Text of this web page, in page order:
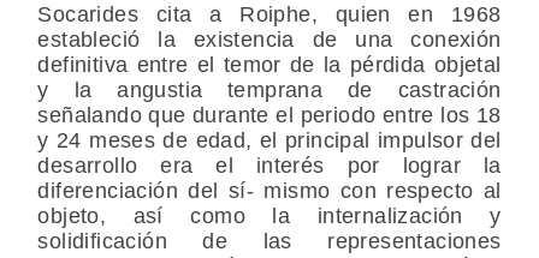
Socarides cita a Roiphe, quien en 1968
estableció la existencia de una conexión
definitiva entre el temor de la pérdida objetal
y la angustia temprana de castración
señalando que durante el periodo entre los 18
y 24 meses de edad, el principal impulsor del
desarrollo era el interés por lograr la
diferenciación del sí- mismo con respecto al
objeto, así como la internalización y
solidificación de las representaciones